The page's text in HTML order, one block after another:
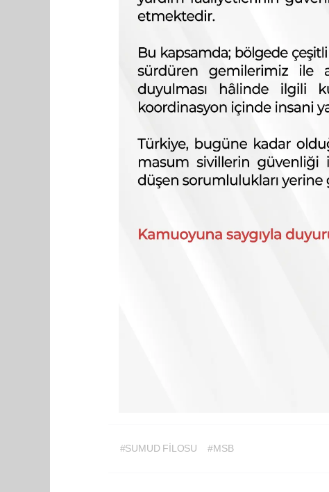
#SUMUD FİLOSU #MSB